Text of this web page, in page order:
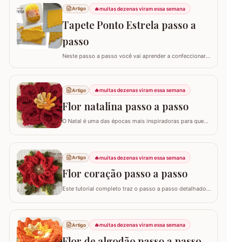
como é super fácil fazer um modelo quadrado com as
bordas retas. O passo a passo está bem detalhado,
mas se sentir alguma dificuldade deixe um…
Artigo 🔥muitas dezenas viram essa semana
Tapete Ponto Estrela passo a
passo
Neste passo a passo você vai aprender a confeccionar
Maxcolor (400g/452 metros). Quem trabalha com este
fio com certeza sabe que a qualidade é indiscutível. É
mais durável e possui cores vibrantes deixando
agregando ainda mais valor em nossas…
Artigo 🔥muitas dezenas viram essa semana
Flor natalina passo a passo
O Natal é uma das épocas mais inspiradoras para quem
uma criação belíssima da artesã Shirley Lucimar, que
gentilmente compartilhou seu…
Artigo 🔥muitas dezenas viram essa semana
Flor coração passo a passo
Este tutorial completo traz o passo a passo detalhado
8 pétalas, garantindo um formato mais cheio e
arredondado, ideal para tapetes, mantas e…
Artigo 🔥muitas dezenas viram essa semana